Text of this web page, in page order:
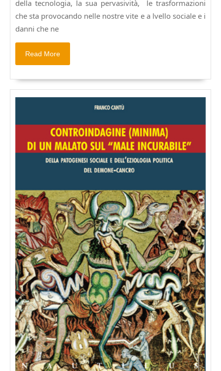
della tecnologia, la sua pervasività, le trasformazioni
che sta provocando nelle nostre vite e a lvello sociale e i
danni che ne
Read More